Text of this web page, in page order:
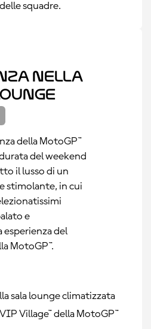
squadre.
nella
della MotoGP™
del weekend
il lusso di un
stimolante, in cui
e
esperienza del
MotoGP™.
sala lounge climatizzata
Village™ della MotoGP™